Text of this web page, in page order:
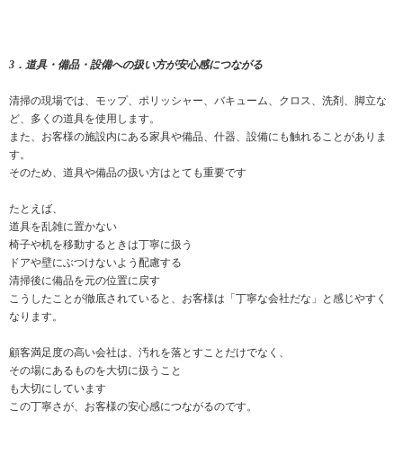
3．道具・備品・設備への扱い方が安心感につながる
清掃の現場では、モップ、ポリッシャー、バキューム、クロス、洗剤、脚立な
ど、多くの道具を使用します。
また、お客様の施設内にある家具や備品、什器、設備にも触れることがありま
す。
そのため、道具や備品の扱い方はとても重要です
たとえば、
道具を乱雑に置かない
椅子や机を移動するときは丁寧に扱う
ドアや壁にぶつけないよう配慮する
清掃後に備品を元の位置に戻す
こうしたことが徹底されていると、お客様は「丁寧な会社だな」と感じやすく
なります。
顧客満足度の高い会社は、汚れを落とすことだけでなく、
その場にあるものを大切に扱うこと
も大切にしています
この丁寧さが、お客様の安心感につながるのです。